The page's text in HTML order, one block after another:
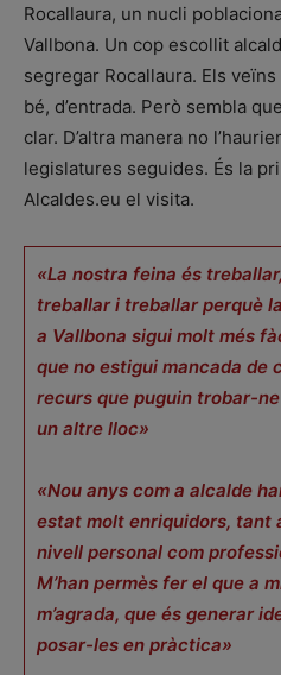
Rocallaura, un nucli
Vallbona. Un cop escollit
segregar Rocallaura. Els
bé, d’entrada. Però sembla
clar. D’altra manera no
legislatures seguides. És la
Alcaldes.eu el visita.
«La nostra feina és treballar,
treballar i treballar perquè
a Vallbona sigui molt més
que no estigui mancada de
recurs que puguin trobar-
un altre lloc»
«Nou anys com a alcalde
estat molt enriquidors, tant
nivell personal com
M’han permès fer el que a
m’agrada, que és generar
posar-les en pràctica»